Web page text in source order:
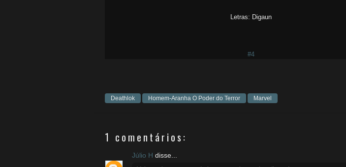
Letras: Digaun
#4
Deathlok Homem-Aranha O Poder do Terror Marvel
1 comentários:
Júlio H disse...